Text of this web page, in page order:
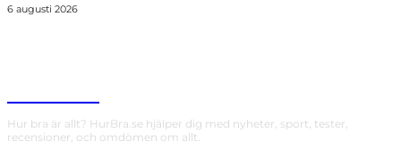
6 augusti 2026
Hur bra är allt? HurBra.se hjälper dig med nyheter, sport, tester,
recensioner, och omdömen om allt.